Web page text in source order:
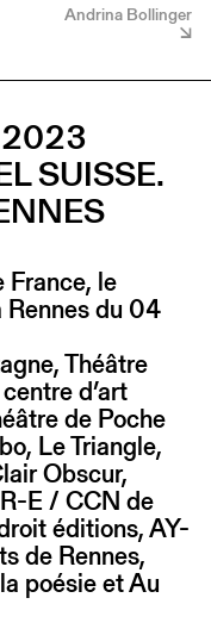
Andrina Bollinger
SUISSE.
France, le
Rennes du 04
Théâtre
d’art
de Poche
Le Triangle,
Obscur,
E / CCN de
éditions, AY-
de Rennes,
poésie et Au